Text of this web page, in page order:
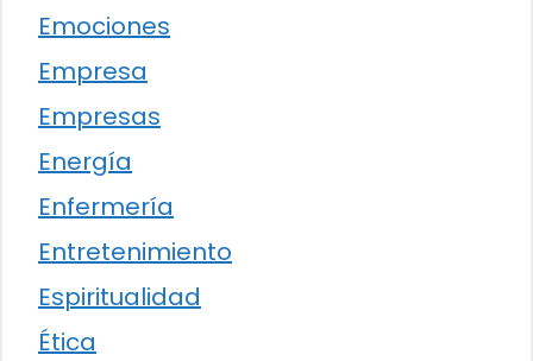
Emociones
Empresa
Empresas
Energía
Enfermería
Entretenimiento
Espiritualidad
Ética